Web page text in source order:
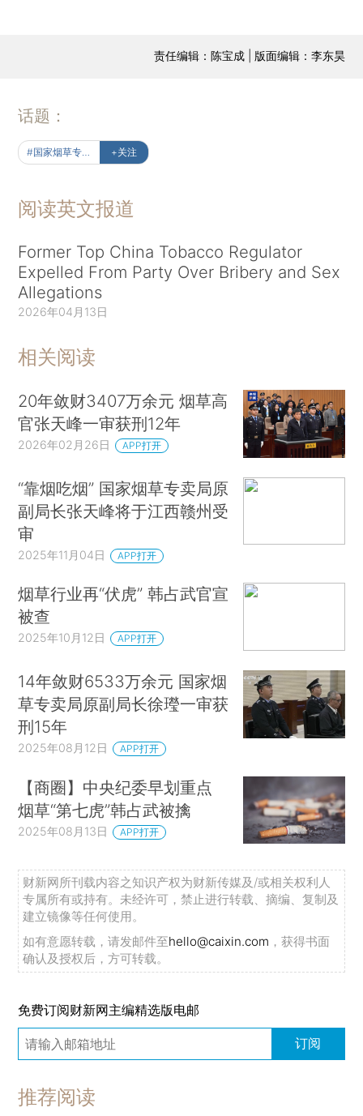
责任编辑：陈宝成 | 版面编辑：李东昊
话题：
+关注
阅读英文报道
Former Top China Tobacco Regulator
Expelled From Party Over Bribery and Sex
Allegations
2026年04月13日
相关阅读
20年敛财3407万余元 烟草高
官张天峰一审获刑12年
2026年02月26日 APP打开
“靠烟吃烟” 国家烟草专卖局原
副局长张天峰将于江西赣州受
审
2025年11月04日 APP打开
烟草行业再“伏虎” 韩占武官宣
被查
2025年10月12日 APP打开
14年敛财6533万余元 国家烟
草专卖局原副局长徐㼆一审获
刑15年
2025年08月12日 APP打开
【商圈】中央纪委早划重点
烟草“第七虎”韩占武被擒
2025年08月13日 APP打开
财新网所刊载内容之知识产权为财新传媒及/或相关权利人
专属所有或持有。未经许可，禁止进行转载、摘编、复制及
建立镜像等任何使用。
如有意愿转载，请发邮件至hello@caixin.com ，获得书面
确认及授权后，方可转载。
免费订阅财新网主编精选版电邮
订阅
推荐阅读